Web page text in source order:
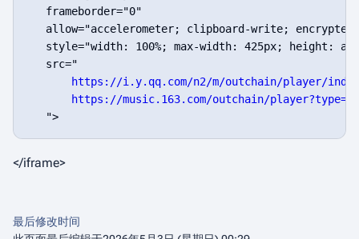
   frameborder="0"
allow="accelerometer; clipboard-write;
style="width: 100%; max-width: 425px; height:
   src="
https://i.y.qq.com/n2/m/outchain/player/
https://music.163.com/outchain/
</iframe>
最后修改时间